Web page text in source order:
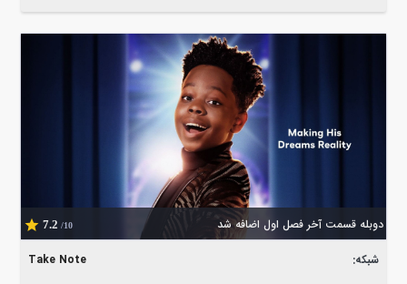
دوبله قسمت آخر فصل اول اضافه شد 7.2 /10
Take Note شبکه: